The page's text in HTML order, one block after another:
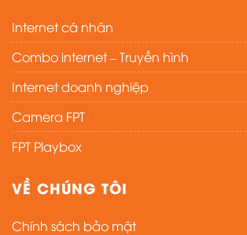
Internet cá nhân
Combo internet – Truyền hình
Internet doanh nghiệp
Camera FPT
FPT Playbox
VỀ CHÚNG TÔI
Chính sách bảo mật